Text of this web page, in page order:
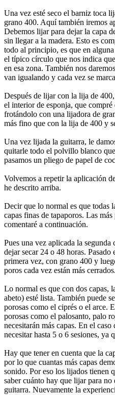
Una vez esté seco el barniz toca
grano 400. Aquí también iremos
Debemos lijar para dejar la capa
sin llegar a la madera. Esto es
todo al principio, es que en
el típico círculo que nos indica
en esa zona. También nos
van igualando y cada vez se
Después de lijar con la lija de
el interior de esponja, que
frotándolo con una lijadora de
más fino que con la lija de 400 y
Una vez lijada la guitarra, le
quitarle todo el polvillo blanco
pasamos un pliego de papel de
Volvemos a repetir la aplicación
he descrito arriba.
Decir que lo normal es que todas
capas finas de tapaporos. Las
comentaré a continuación.
Pues una vez aplicada la segunda
dejar secar 24 o 48 horas.
primera vez, con grano 400 y
poros cada vez están más cerrados.
Lo normal es que con dos capas,
abeto) esté lista. También puede
porosas como el ciprés o el arce.
porosas como el palosanto, palo
necesitarán más capas. En el
necesitar hasta 5 o 6 sesiones, ya
Hay que tener en cuenta que la
por lo que cuantas más capas
sonido. Por eso los lijados tienen
saber cuánto hay que lijar para
guitarra. Nuevamente la